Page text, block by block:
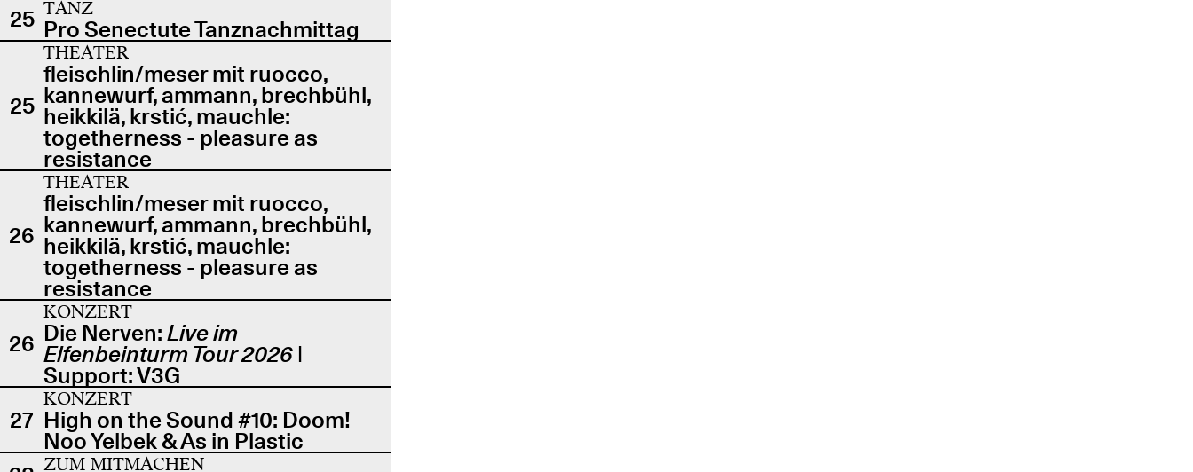
25 TANZ
Pro Senectute Tanznachmittag
25
THEATER
fleischlin/meser mit ruocco,
kannewurf, ammann, brechbühl,
heikkilä, krstić, mauchle:
togetherness - pleasure as
resistance
26
THEATER
fleischlin/meser mit ruocco,
kannewurf, ammann, brechbühl,
heikkilä, krstić, mauchle:
togetherness - pleasure as
resistance
26
KONZERT
Die Nerven:Live im
Elfenbeinturm Tour 2026 |
Support: V3G
27
KONZERT
High on the Sound #10: Doom!
Noo Yelbek & As in Plastic
ZUM MITMACHEN